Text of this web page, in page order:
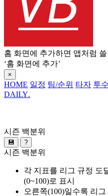
홈 화면에 추가하면 앱처럼
‘홈 화면에 추가’
×
HOME 일정 팀/순위 타자 투수
DAILY.
시즌 백분위
💾 ?
시즌 백분위
각 지표를 리그 규정 도
(0~100)로 표시
오른쪽(100)일수록 리